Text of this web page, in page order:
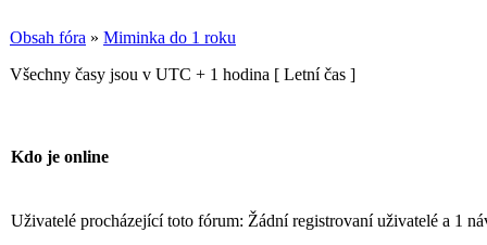
Obsah fóra » Miminka do 1 roku
Všechny časy jsou v UTC + 1 hodina [ Letní čas ]
Kdo je online
Uživatelé procházející toto fórum: Žádní registrovaní uživatelé a 1